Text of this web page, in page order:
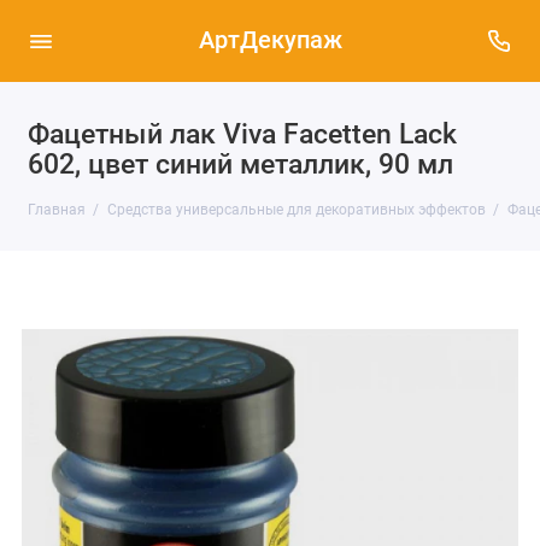
АртДекупаж
Фацетный лак Viva Facetten Lack
602, цвет синий металлик, 90 мл
Главная Средства универсальные для декоративных эффектов